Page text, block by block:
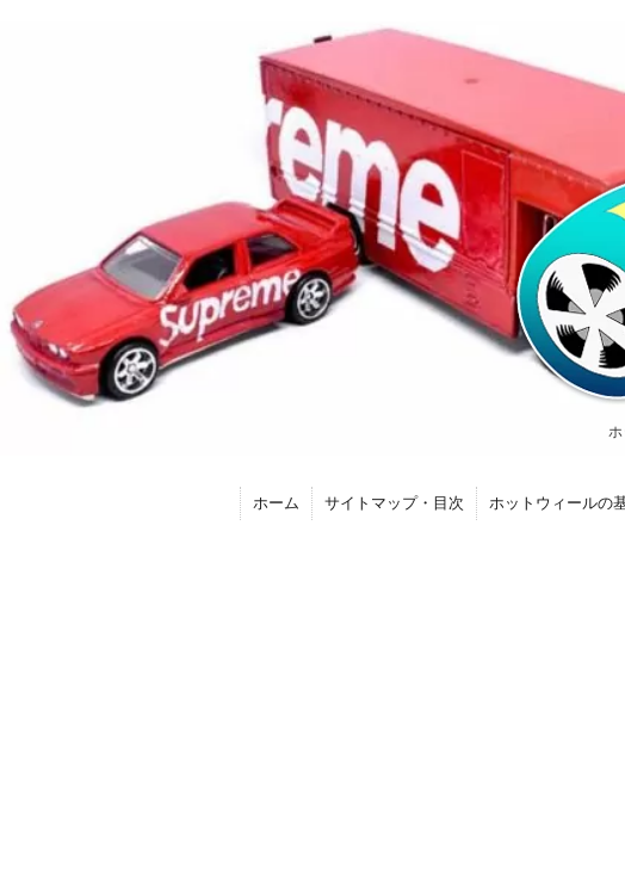
ホ
ホーム サイトマップ・目次 ホットウィールの